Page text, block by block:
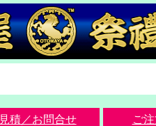
見積／お問合せ ご